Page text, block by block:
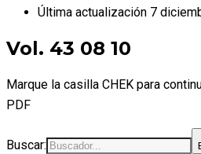
Última actualización 7
Vol. 43 08 10
Marque la casilla CHEK para
PDF
Buscar: